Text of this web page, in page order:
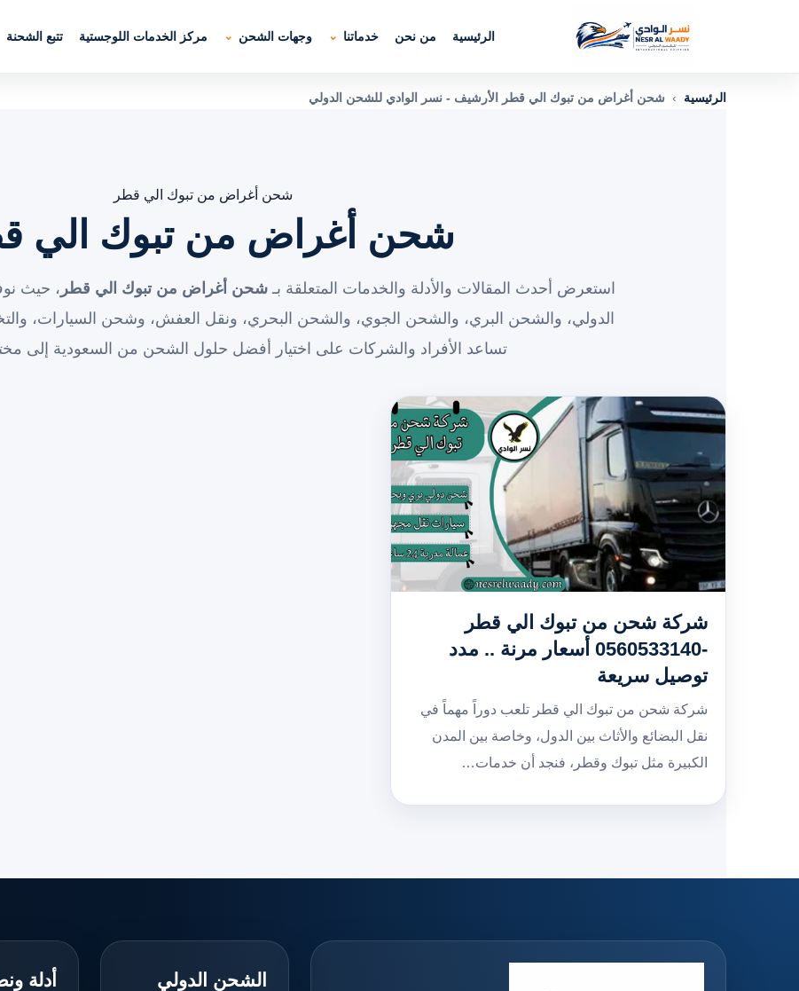
الرئيسية من نحن خدماتنا وجهات الشحن مركز الخدمات اللوجستية تتبع الشحنة
الرئيسية › شحن أغراض من تبوك الي قطر الأرشيف - نسر الوادي للشحن الدولي
شحن أغراض من تبوك الي قطر
شحن أغراض من تبوك الي
استعرض أحدث المقالات والأدلة والخدمات المتعلقة بـ شحن أغراض من تبوك الي قطر ، حيث
الدولي، والشحن البري، والشحن الجوي، والشحن البحري، ونقل العفش، وشحن السيارات،
تساعد الأفراد والشركات على اختيار أفضل حلول الشحن من السعودية إلى
شركة شحن من تبوك الي قطر
-0560533140 أسعار مرنة .. مدد
توصيل سريعة
شركة شحن من تبوك الي قطر تلعب دوراً مهماً في
نقل البضائع والأثاث بين الدول، وخاصة بين المدن
الكبيرة مثل تبوك وقطر، فنجد أن خدمات…
الشحن الدولي أدلة